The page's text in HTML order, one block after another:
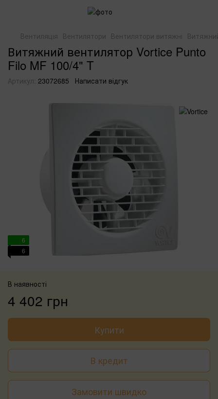
Вентиляція Вентилятори Вентилятори витяжні
Витяжний вентилятор Vortice Punto
Filo MF 100/4" T
Артикул: 23072685 Написати відгук
6
6
В наявності
4 402 грн
Купити
В кредит
Замовити швидко